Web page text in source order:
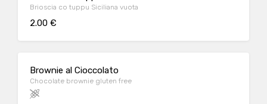
Brioscia co tuppu Siciliana vuota
2.00 €
Brownie al Cioccolato
Chocolate brownie gluten free